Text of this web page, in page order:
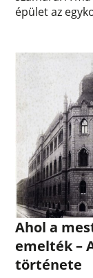
épület az
Ahol a
emelték –
története